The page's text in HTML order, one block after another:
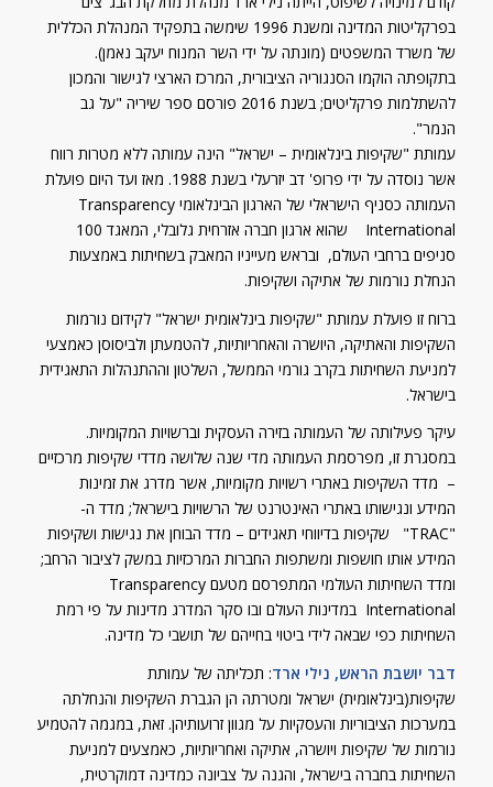
בפרקליטות המדינה ומשנת 1996 שימשה בתפקיד המנהלת הכללית
של משרד המשפטים (מונתה על ידי השר המנוח יעקב נאמן).
בתקופתה הוקמו הסנגוריה הציבורית, המרכז הארצי לגישור והמכון
להשתלמות פרקליטים; בשנת 2016 פורסם ספר שיריה "על גב
הנמר".
עמותת "שקיפות בינלאומית – ישראל" הינה עמותה ללא מטרות רווח
אשר נוסדה על ידי פרופ' דב יזרעלי בשנת 1988. מאז ועד היום פועלת
העמותה כסניף הישראלי של הארגון הבינלאומי Transparency
International שהוא ארגון חברה אזרחית גלובלי, המאגד 100
סניפים ברחבי העולם, ובראש מעייניו המאבק בשחיתות באמצעות
הנחלת נורמות של אתיקה ושקיפות.
ברוח זו פועלת עמותת "שקיפות בינלאומית ישראל" לקידום נורמות
השקיפות והאתיקה, היושרה והאחריותיות, להטמעתן ולביסוסן כאמצעי
למניעת השחיתות בקרב גורמי הממשל, השלטון וההתנהלות התאגידית
בישראל.
עיקר פעילותה של העמותה בזירה העסקית וברשויות המקומיות.
במסגרת זו, מפרסמת העמותה מדי שנה שלושה מדדי שקיפות מרכזיים
– מדד השקיפות באתרי רשויות מקומיות, אשר מדרג את זמינות
המידע ונגישותו באתרי האינטרנט של הרשויות בישראל; מדד ה-
"TRAC" שקיפות בדיווחי תאגידים – מדד הבוחן את נגישות ושקיפות
המידע אותו חושפות ומשתפות החברות המרכזיות במשק לציבור הרחב;
ומדד השחיתות העולמי המתפרסם מטעם Transparency
International במדינות העולם ובו סקר המדרג מדינות על פי רמת
השחיתות כפי שבאה לידי ביטוי בחייהם של תושבי כל מדינה.
דבר יושבת הראש, נילי ארד: תכליתה של עמותת
שקיפות(בינלאומית) ישראל ומטרתה הן הגברת השקיפות והנחלתה
במערכות הציבוריות והעסקיות על מגוון זרועותיהן. זאת, במגמה להטמיע
נורמות של שקיפות ויושרה, אתיקה ואחריותיות, כאמצעים למניעת
השחיתות בחברה בישראל, והגנה על צביונה כמדינה דמוקרטית,